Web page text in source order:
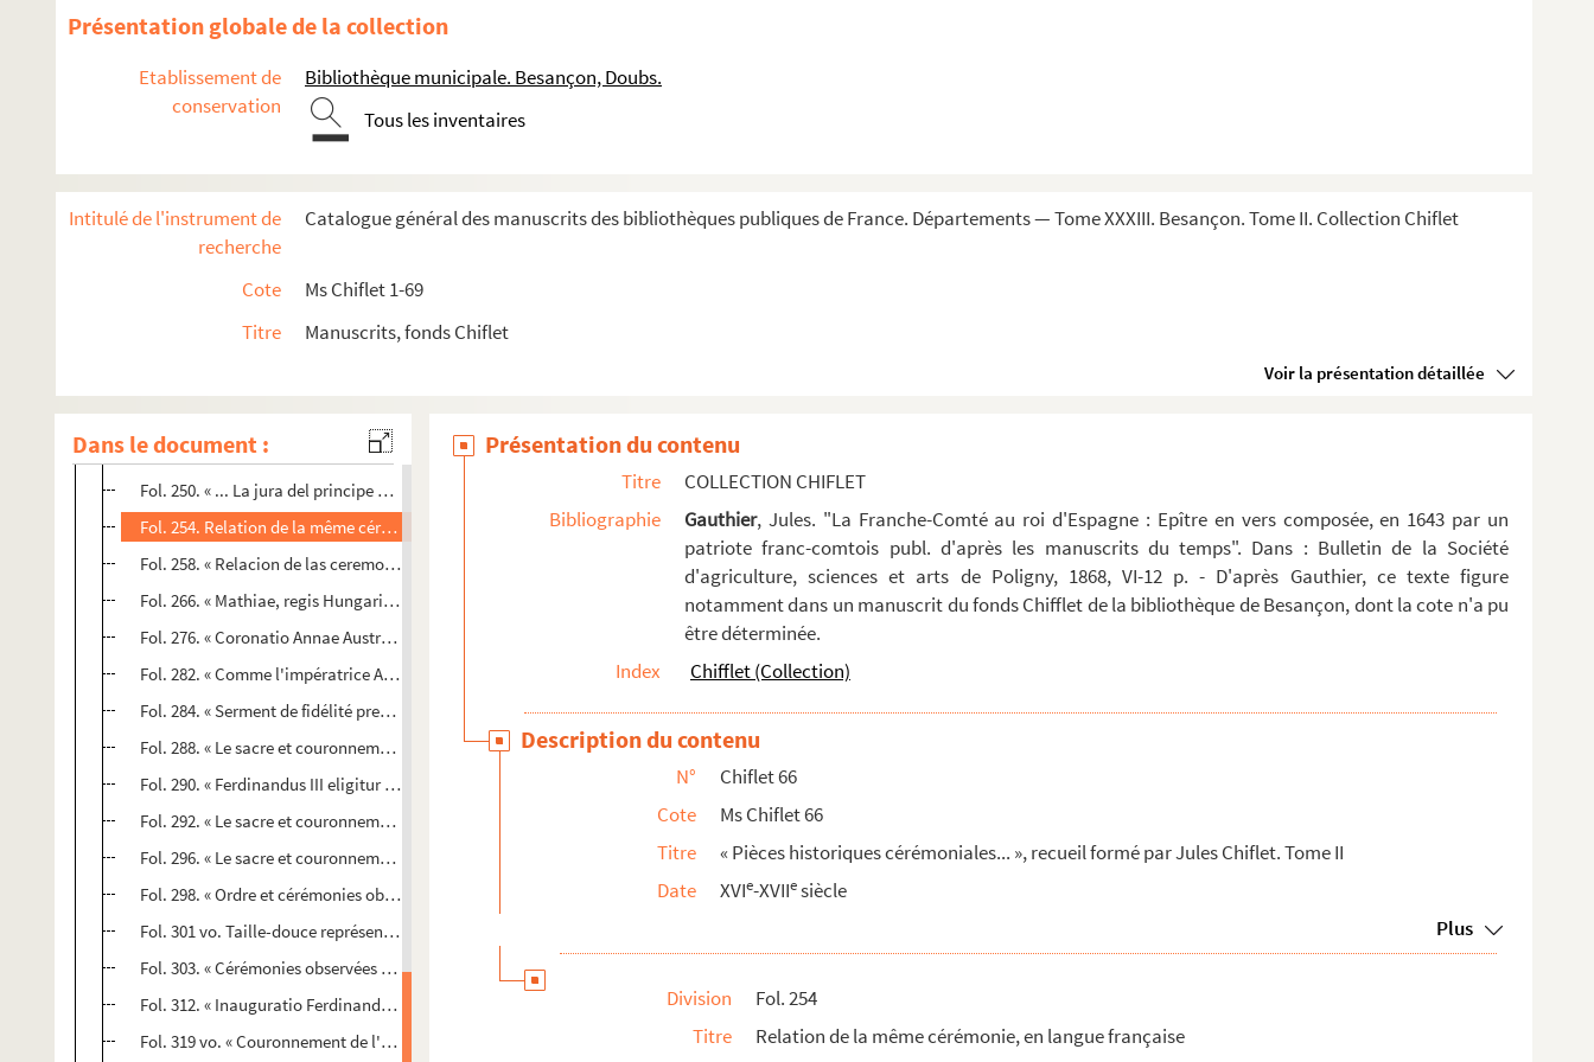
Présentation globale de la collection
Etablissement de
conservation
Bibliothèque municipale. Besançon, Doubs.
Tous les inventaires
Intitulé de l'instrument de
recherche
Catalogue général des manuscrits des bibliothèques publiques de France. Départements — Tome XXXIII. Besançon. Tome II. Collection Chiflet
Cote
Ms Chiflet 1-69
Titre
Manuscrits, fonds Chiflet
Voir la présentation détaillée
Dans le document :
Fol. 79. « Prima coronatio Caroli V imperatoris, Aquisgrani, descripta per Hartmannum Maurum... »
Fol. 111. « Coronatio [ejusdem] Ferdinandi... in regem Bohemiae ejusque conjugis in reginam... Pragae, 1527 »
Fol. 116. « Secunda et tertia coronatio Caroli V imperatoris Bononiae, anno 1530, authore Henrico Cornelio Agr...
Fol. 142. « Relacion de lo que passo quando el emperador Carlos V renunciò sus Estados en el rey D. Felipe 2
Fol. 144. « Narré succinct des choses passées en la grande sale du palais de Bruxelles, lors que l'empereur Ch...
Fol. 206. « Maximiliani II, Bohemiae regis, in regem Romanorum electio : authore Simone Schardo... »
Fol. 224. « Relacion del juramento del... principe D. Fernando », hijo del rey Felippe II
Fol. 230. « Relacion de la eleccion y coronacion de Rodolpho II, emperador, celebrada en Ratisbona, en el mes ...
Fol. 250. « ... La jura del principe de España, D. Phelipe terçero »
Fol. 254. Relation de la même cérémonie, en langue française
Fol. 258. « Relacion de las ceremonias... en la jura que se hizo al serenissimo principe D. Phelippe quarto en...
Fol. 266. « Mathiae, regis Hungariae, electio in Romanorum regem »
Fol. 276. « Coronatio Annae Austriae, conjugis Mathiae, Romanorum regis, electi imperatoris »
Fol. 282. « Comme l'impératrice Anne d'Austriche, femme de l'empereur Mathias, fut sacrée et couronnée royne d...
Fol. 284. « Serment de fidélité presté au prince d'Espagne, Philippe quatriesme, par les Estats du royaume de ...
Fol. 288. « Le sacre et couronnement de l'impératrice Léonore en reyne de Hongrie, à Presbourg, 1622 »
Fol. 290. « Ferdinandus III eligitur et coronatur rex Ungariae »
Fol. 292. « Le sacre et couronnement du roy de Hongrie, Ferdinand III, en roy de Bohême, à Prague, l'an 1627 »
Fol. 296. « Le sacre et couronnement de l'impératrice Léonore en reyne de Bohême, à Prague, l'an 1627 »
Fol. 298. « Ordre et cérémonies observées au sacre et couronnement de l'impératrice Léonore, à Ratisbone, 1630...
Fol. 301 vo. Taille-douce représentant « l'élection du roy des Romains, Ferdinand III, l'an 1636, et les cérémoni...
Fol. 303. « Cérémonies observées en l'élection du roy des Romains, Ferdinand III..., par Abraham de Wicquefort...
Fol. 312. « Inauguratio Ferdinandi IV in regem Bohemiae, Hungariae »
Fol. 319 vo. « Couronnement de l'impératrice Léonore la jeusne, à Ratisbone, en l'an 1653 »
Présentation du contenu
Titre
COLLECTION CHIFLET
Bibliographie
Gauthier, Jules. "La Franche-Comté au roi d'Espagne : Epître en vers composée, en 1643 par un
patriote franc-comtois publ. d'après les manuscrits du temps". Dans : Bulletin de la Société
d'agriculture, sciences et arts de Poligny, 1868, VI-12 p. - D'après Gauthier, ce texte figure
notamment dans un manuscrit du fonds Chifflet de la bibliothèque de Besançon, dont la cote n'a pu
être déterminée.
Index
Chifflet (Collection)
Description du contenu
N°
Chiflet 66
Cote
Ms Chiflet 66
Titre
« Pièces historiques cérémoniales... », recueil formé par Jules Chiflet. Tome II
Date
XVIe-XVIIesiècle
Plus
Division
Fol. 254
Titre
Relation de la même cérémonie, en langue française